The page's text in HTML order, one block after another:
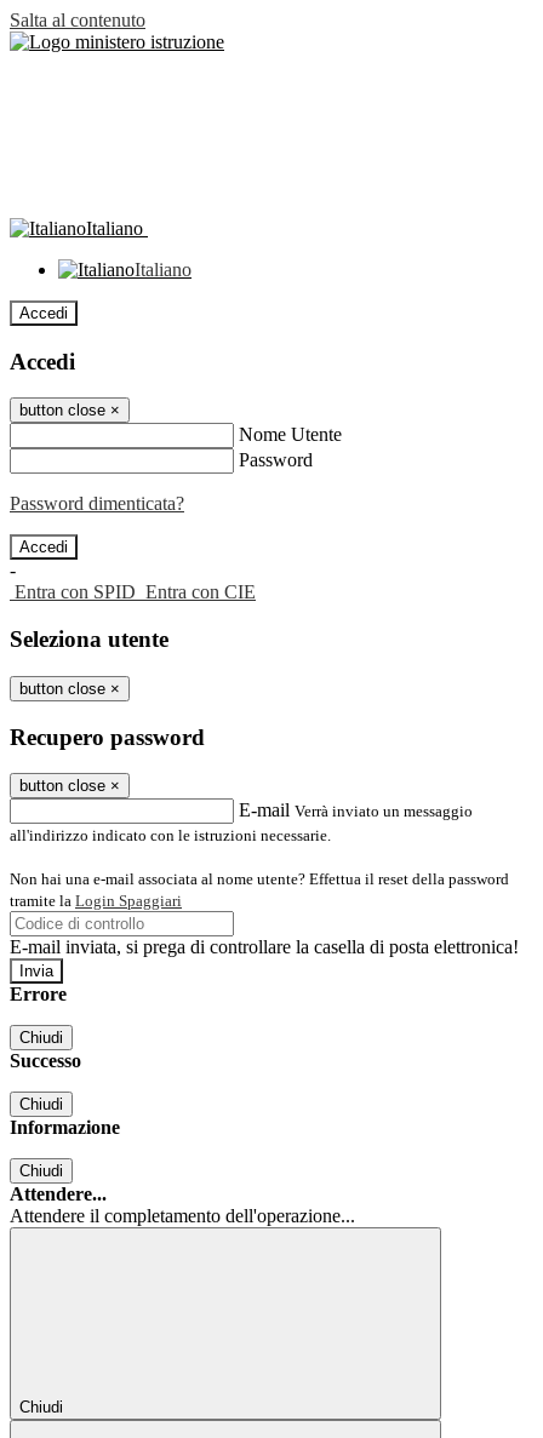
Salta al contenuto
Italiano
Italiano
Accedi
Accedi
button close ×
Nome Utente
Password
Password dimenticata?
-
Entra con SPID Entra con CIE
Seleziona utente
button close ×
Recupero password
button close ×
E-mail Verrà inviato un messaggio
all'indirizzo indicato con le istruzioni necessarie.
Non hai una e-mail associata al nome utente? Effettua il reset della password
tramite la Login Spaggiari
E-mail inviata, si prega di controllare la casella di posta elettronica!
Errore
Chiudi
Successo
Chiudi
Informazione
Chiudi
Attendere...
Attendere il completamento dell'operazione...
Chiudi